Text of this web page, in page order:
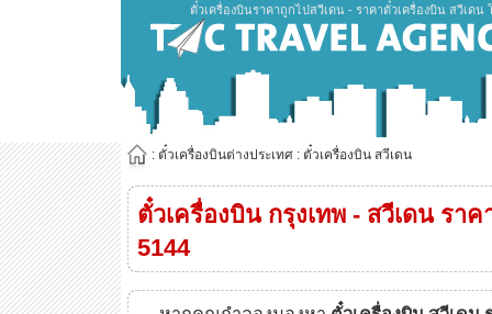
ตั๋วเครื่องบินราคาถูกไปสวีเดน - ราคาตั๋วเครื่องบิน สวีเดน
: ตั๋วเครื่องบินต่างประเทศ : ตั๋วเครื่องบิน สวีเดน
ตั๋วเครื่องบิน กรุงเทพ - สวีเดน ราค
5144